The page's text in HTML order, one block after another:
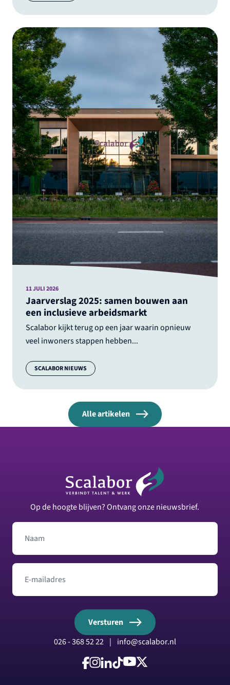
Jaarverslag 2025: samen bouwen aan
een inclusieve arbeidsmarkt
Scalabor kijkt terug op een jaar waarin opnieuw
veel inwoners stappen hebben...
11 JULI 2026
Categorie:
SCALABOR NIEUWS
Alle artikelen
Op de hoogte blijven? Ontvang onze nieuwsbrief.
Naam
E-mailadres
Versturen
026 - 368 52 22 | info@scalabor.nl
Volg ons op Facebook
Volg ons op Instagram
Volg ons op LinkedIn
Volg ons op TikTok
Volg ons op YouTube